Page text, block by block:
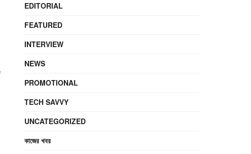
EDITORIAL
FEATURED
INTERVIEW
NEWS
PROMOTIONAL
TECH SAVVY
UNCATEGORIZED
কাজের খবর